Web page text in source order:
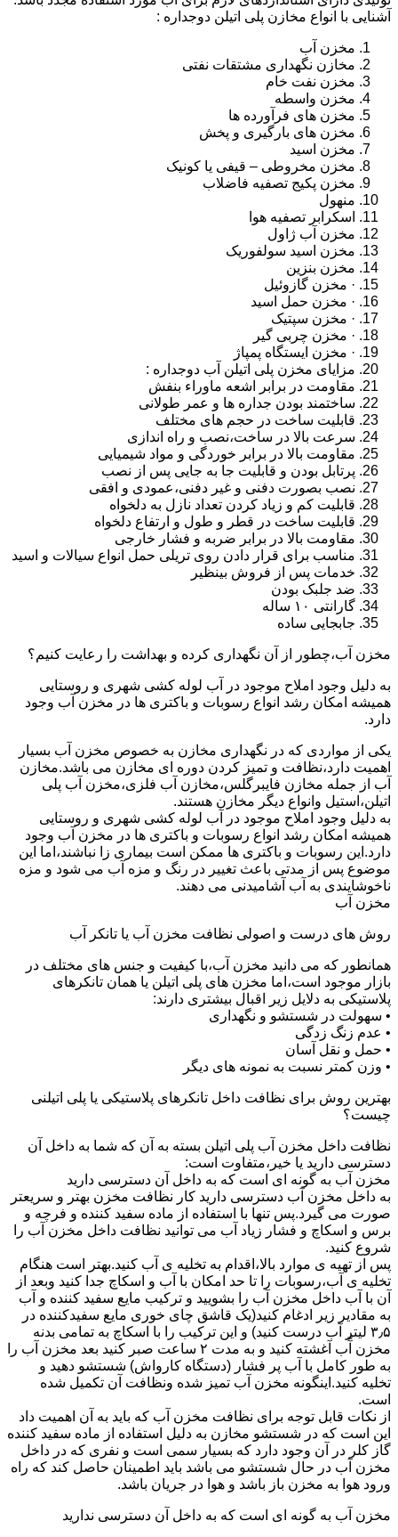
آشنایی با انواع مخازن پلی اتیلن دوجداره :
مخزن آب
مخازن نگهداری مشتقات نفتی
مخزن نفت خام
مخزن واسطه
مخزن های فرآورده ها
مخزن های بارگیری و پخش
مخزن اسید
مخزن مخروطی – قیفی یا کونیک
مخزن پکیج تصفیه فاضلاب
منهول
اسکرابر تصفیه هوا
مخزن آب ژاول
مخزن اسید سولفوریک
مخزن بنزین
· مخزن گازوئیل
· مخزن حمل اسید
· مخزن سپتیک
· مخزن چربی گیر
· مخزن ایستگاه پمپاژ
مزایای مخزن پلی اتیلن آب دوجداره :
مقاومت در برابر اشعه ماوراء بنفش
ساختمند بودن جداره ها و عمر طولانی
قابلیت ساخت در حجم های مختلف
سرعت بالا در ساخت،نصب و راه اندازی
مقاومت بالا در برابر خوردگی و مواد شیمیایی
پرتابل بودن و قابلیت جا به جایی پس از نصب
نصب بصورت دفنی و غیر دفنی،عمودی و افقی
قابلیت کم و زیاد کردن تعداد نازل به دلخواه
قابلیت ساخت در قطر و طول و ارتفاع دلخواه
مقاومت بالا در برابر ضربه و فشار خارجی
مناسب برای قرار دادن روی تریلی حمل انواع سیالات و اسید
خدمات پس از فروش بینظیر
ضد جلبک بودن
گارانتی ۱۰ ساله
جابجایی ساده
مخزن آب،چطور از آن نگهداری کرده و بهداشت را رعایت کنیم؟
به دلیل وجود املاح موجود در آب لوله کشی شهری و روستایی
همیشه امکان رشد انواع رسوبات و باکتری ها در مخزن آب وجود
دارد.
یکی از مواردی که در نگهداری مخازن به خصوص مخزن آب بسیار
اهمیت دارد،نظافت و تمیز کردن دوره ای مخازن می باشد.مخازن
آب از جمله مخازن فایبرگلس،مخازن آب فلزی،مخزن آب پلی
اتیلن،استیل وانواع دیگر مخازن هستند.
به دلیل وجود املاح موجود در آب لوله کشی شهری و روستایی
همیشه امکان رشد انواع رسوبات و باکتری ها در مخزن آب وجود
دارد.این رسوبات و باکتری ها ممکن است بیماری زا نباشند،اما این
موضوع پس از مدتی باعث تغییر در رنگ و مزه آب می شود و مزه
ناخوشایندی به آب آشامیدنی می دهند.
مخزن آب
روش های درست و اصولی نظافت مخزن آب یا تانکر آب
همانطور که می دانید مخزن آب،با کیفیت و جنس های مختلف در
بازار موجود است،اما مخزن های پلی اتیلن یا همان تانکرهای
پلاستیکی به دلایل زیر اقبال بیشتری دارند:
• سهولت در شستشو و نگهداری
• عدم زنگ زدگی
• حمل و نقل آسان
• وزن کمتر نسبت به نمونه های دیگر
بهترین روش برای نظافت داخل تانکرهای پلاستیکی یا پلی اتیلنی
چیست؟
نظافت داخل مخزن آب پلی اتیلن بسته به آن که شما به داخل آن
دسترسی دارید یا خیر،متفاوت است:
مخزن آب به گونه ای است که به داخل آن دسترسی دارید
به داخل مخزن آب دسترسی دارید کار نظافت مخزن بهتر و سریعتر
صورت می گیرد.پس تنها با استفاده از ماده سفید کننده و فرچه و
برس و اسکاچ و فشار زیاد آب می توانید نظافت داخل مخزن آب را
شروع کنید.
پس از تهیه ی موارد بالا،اقدام به تخلیه ی آب کنید.بهتر است هنگام
تخلیه ی آب،رسوبات را تا حد امکان با آب و اسکاچ جدا کنید وبعد از
آن با آب داخل مخزن آب را بشویید و ترکیب مایع سفید کننده و آب
به مقادیر زیر ادغام کنید(یک قاشق چای خوری مایع سفیدکننده در
۳٫۵ لیتر آب درست کنید) و این ترکیب را با اسکاچ به تمامی بدنه
مخزن آّب آغشته کنید و به مدت ۲ ساعت صبر کنید بعد مخزن آب را
به طور کامل با آب پر فشار (دستگاه کارواش) شستشو دهید و
تخلیه کنید.اینگونه مخزن آب تمیز شده ونظافت آن تکمیل شده
است.
از نکات قابل توجه برای نظافت مخزن آب که باید به آن اهمیت داد
این است که در شستشو مخازن به دلیل استفاده از ماده سفید کننده
گاز کلر در آن وجود دارد که بسیار سمی است و نفری که در داخل
مخزن آب در حال شستشو می باشد باید اطمینان حاصل کند که راه
ورود هوا به مخزن باز باشد و هوا در جریان باشد.
مخزن آب به گونه ای است که به داخل آن دسترسی ندارید